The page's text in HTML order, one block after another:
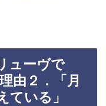
ューヴで
由２．「月
ている」